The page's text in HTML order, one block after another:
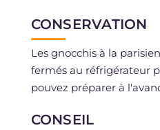
CONSERVATION
Les gnocchis à la
fermés au réfrigérateur
pouvez préparer à
pour les gratiner juste
CONSEIL